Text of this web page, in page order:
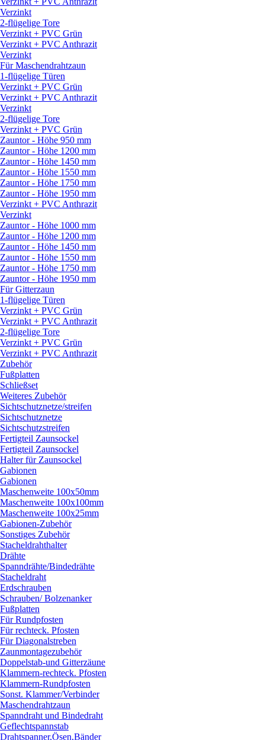
Verzinkt
2-flügelige Tore
Verzinkt + PVC Grün
Verzinkt + PVC Anthrazit
Verzinkt
Für Maschendrahtzaun
1-flügelige Türen
Verzinkt + PVC Grün
Verzinkt + PVC Anthrazit
Verzinkt
2-flügelige Tore
Verzinkt + PVC Grün
Zauntor - Höhe 950 mm
Zauntor - Höhe 1200 mm
Zauntor - Höhe 1450 mm
Zauntor - Höhe 1550 mm
Zauntor - Höhe 1750 mm
Zauntor - Höhe 1950 mm
Verzinkt + PVC Anthrazit
Verzinkt
Zauntor - Höhe 1000 mm
Zauntor - Höhe 1200 mm
Zauntor - Höhe 1450 mm
Zauntor - Höhe 1550 mm
Zauntor - Höhe 1750 mm
Zauntor - Höhe 1950 mm
Für Gitterzaun
1-flügelige Türen
Verzinkt + PVC Grün
Verzinkt + PVC Anthrazit
2-flügelige Tore
Verzinkt + PVC Grün
Verzinkt + PVC Anthrazit
Zubehör
Fußplatten
Schließset
Weiteres Zubehör
Sichtschutznetze/streifen
Sichtschutznetze
Sichtschutzstreifen
Fertigteil Zaunsockel
Fertigteil Zaunsockel
Halter für Zaunsockel
Gabionen
Gabionen
Maschenweite 100x50mm
Maschenweite 100x100mm
Maschenweite 100x25mm
Gabionen-Zubehör
Sonstiges Zubehör
Stacheldrahthalter
Drähte
Spanndrähte/Bindedrähte
Stacheldraht
Erdschrauben
Schrauben/Bolzenanker
Fußplatten
Für Rundpfosten
Für rechteck. Pfosten
Für Diagonalstreben
Zaunmontagezubehör
Doppelstab-und Gitterzäune
Klammern-rechteck. Pfosten
Klammern-Rundpfosten
Sonst. Klammer/Verbinder
Maschendrahtzaun
Spanndraht und Bindedraht
Geflechtspannstab
Drahtspanner,Ösen,Bänder